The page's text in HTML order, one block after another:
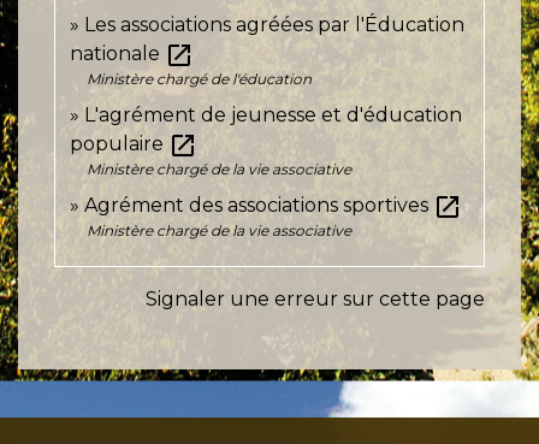
Les associations agréées par l'Éducation
nationale open_in_new
Ministère chargé de l'éducation
L'agrément de jeunesse et d'éducation
populaire open_in_new
Ministère chargé de la vie associative
Agrément des associations sportives open_in_new
Ministère chargé de la vie associative
Signaler une erreur sur cette page